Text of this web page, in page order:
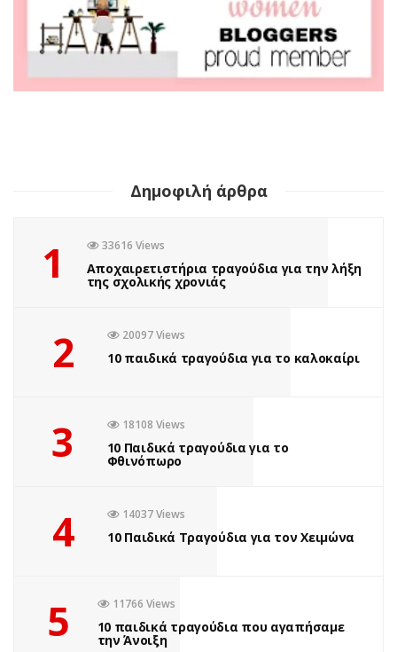
Δημοφιλή άρθρα
1 33616 Views
Αποχαιρετιστήρια τραγούδια για την λήξη
της σχολικής χρονιάς
2 20097 Views
10 παιδικά τραγούδια για το καλοκαίρι
3 18108 Views
10 Παιδικά τραγούδια για το
Φθινόπωρο
4 14037 Views
10 Παιδικά Τραγούδια για τον Χειμώνα
5 11766 Views
10 παιδικά τραγούδια που αγαπήσαμε
την Άνοιξη